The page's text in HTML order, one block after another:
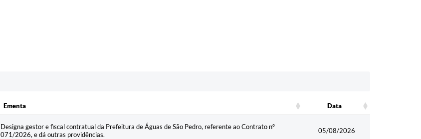
Ementa
Data
Designa gestor e fiscal contratual da Prefeitura de Águas de São Pedro, referente ao Contrato nº
071/2026, e dá outras providências.
05/08/2026